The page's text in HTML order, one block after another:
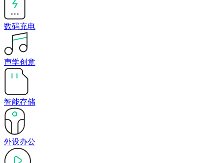
数码充电
声学创意
智能存储
外设办公